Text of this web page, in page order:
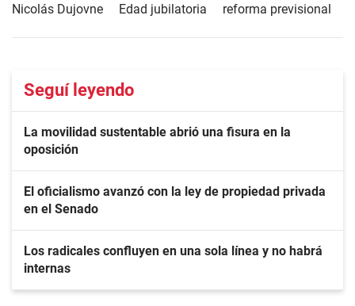
Nicolás Dujovne
Edad jubilatoria reforma previsional
Seguí leyendo
La movilidad sustentable abrió una fisura en la
oposición
El oficialismo avanzó con la ley de propiedad privada
en el Senado
Los radicales confluyen en una sola línea y no habrá
internas